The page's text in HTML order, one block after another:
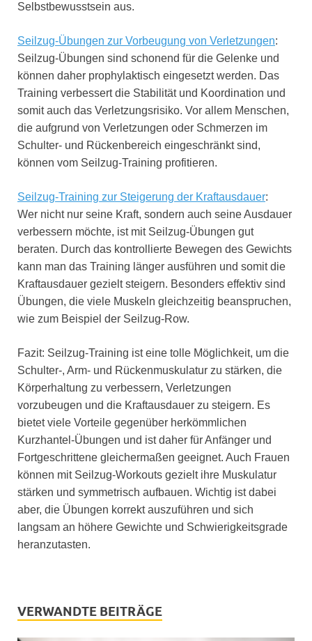
Selbstbewusstsein aus.
Seilzug-Übungen zur Vorbeugung von Verletzungen:
Seilzug-Übungen sind schonend für die Gelenke und
können daher prophylaktisch eingesetzt werden. Das
Training verbessert die Stabilität und Koordination und
somit auch das Verletzungsrisiko. Vor allem Menschen,
die aufgrund von Verletzungen oder Schmerzen im
Schulter- und Rückenbereich eingeschränkt sind,
können vom Seilzug-Training profitieren.
Seilzug-Training zur Steigerung der Kraftausdauer:
Wer nicht nur seine Kraft, sondern auch seine Ausdauer
verbessern möchte, ist mit Seilzug-Übungen gut
beraten. Durch das kontrollierte Bewegen des Gewichts
kann man das Training länger ausführen und somit die
Kraftausdauer gezielt steigern. Besonders effektiv sind
Übungen, die viele Muskeln gleichzeitig beanspruchen,
wie zum Beispiel der Seilzug-Row.
Fazit: Seilzug-Training ist eine tolle Möglichkeit, um die
Schulter-, Arm- und Rückenmuskulatur zu stärken, die
Körperhaltung zu verbessern, Verletzungen
vorzubeugen und die Kraftausdauer zu steigern. Es
bietet viele Vorteile gegenüber herkömmlichen
Kurzhantel-Übungen und ist daher für Anfänger und
Fortgeschrittene gleichermaßen geeignet. Auch Frauen
können mit Seilzug-Workouts gezielt ihre Muskulatur
stärken und symmetrisch aufbauen. Wichtig ist dabei
aber, die Übungen korrekt auszuführen und sich
langsam an höhere Gewichte und Schwierigkeitsgrade
heranzutasten.
VERWANDTE BEITRÄGE